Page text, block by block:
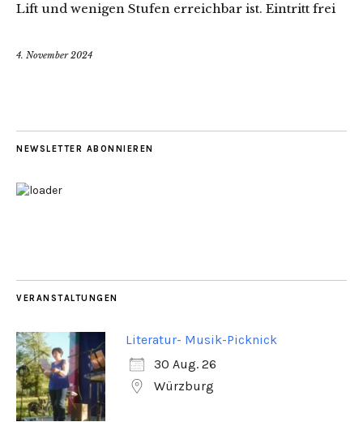
Lift und wenigen Stufen erreichbar ist. Eintritt frei
4. November 2024
NEWSLETTER ABONNIEREN
VERANSTALTUNGEN
Literatur- Musik-Picknick
30 Aug. 26
Würzburg